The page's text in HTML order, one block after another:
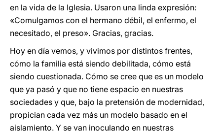
en la vida de la Iglesia. Usaron una linda expresión:
«Comulgamos con el hermano débil, el enfermo, el
necesitado, el preso». Gracias, gracias.
Hoy en día vemos, y vivimos por distintos frentes,
cómo la familia está siendo debilitada, cómo está
siendo cuestionada. Cómo se cree que es un modelo
que ya pasó y que no tiene espacio en nuestras
sociedades y que, bajo la pretensión de modernidad,
propician cada vez más un modelo basado en el
aislamiento. Y se van inoculando en nuestras